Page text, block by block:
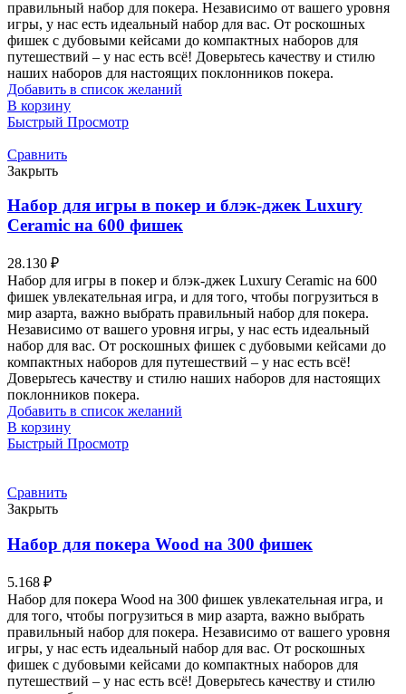
правильный набор для покера. Независимо от вашего уровня
игры, у нас есть идеальный набор для вас. От роскошных
фишек с дубовыми кейсами до компактных наборов для
путешествий – у нас есть всё! Доверьтесь качеству и стилю
наших наборов для настоящих поклонников покера.
Добавить в список желаний
В корзину
Быстрый Просмотр
Сравнить
Закрыть
Набор для игры в покер и блэк-джек Luxury
Ceramic на 600 фишек
28.130 ₽
Набор для игры в покер и блэк-джек Luxury Ceramic на 600
фишек увлекательная игра, и для того, чтобы погрузиться в
мир азарта, важно выбрать правильный набор для покера.
Независимо от вашего уровня игры, у нас есть идеальный
набор для вас. От роскошных фишек с дубовыми кейсами до
компактных наборов для путешествий – у нас есть всё!
Доверьтесь качеству и стилю наших наборов для настоящих
поклонников покера.
Добавить в список желаний
В корзину
Быстрый Просмотр
Сравнить
Закрыть
Набор для покера Wood на 300 фишек
5.168 ₽
Набор для покера Wood на 300 фишек увлекательная игра, и
для того, чтобы погрузиться в мир азарта, важно выбрать
правильный набор для покера. Независимо от вашего уровня
игры, у нас есть идеальный набор для вас. От роскошных
фишек с дубовыми кейсами до компактных наборов для
путешествий – у нас есть всё! Доверьтесь качеству и стилю